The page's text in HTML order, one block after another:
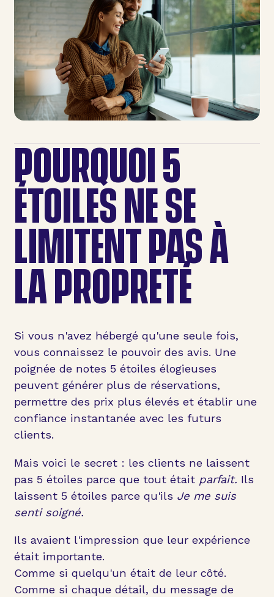
POURQUOI 5
ÉTOILES NE SE
LIMITENT PAS À
LA PROPRETÉ
Si vous n'avez hébergé qu'une seule fois,
vous connaissez le pouvoir des avis. Une
poignée de notes 5 étoiles élogieuses
peuvent générer plus de réservations,
permettre des prix plus élevés et établir une
confiance instantanée avec les futurs
clients.
Mais voici le secret : les clients ne laissent
pas 5 étoiles parce que tout était parfait. Ils
laissent 5 étoiles parce qu'ils Je me suis
senti soigné.
Ils avaient l'impression que leur expérience
était importante.
Comme si quelqu'un était de leur côté.
Comme si chaque détail, du message de